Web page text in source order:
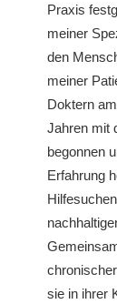
Praxis
meiner
den
meiner
Doktern
Jahren mit
begonnen
Erfahrung
sie in ihrer